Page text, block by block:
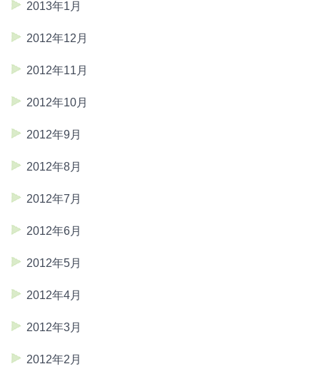
2013年1月
2012年12月
2012年11月
2012年10月
2012年9月
2012年8月
2012年7月
2012年6月
2012年5月
2012年4月
2012年3月
2012年2月